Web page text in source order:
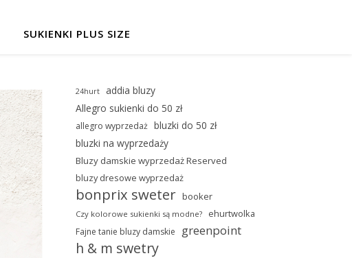
SUKIENKI PLUS SIZE
24hurt
addia bluzy
Allegro sukienki do 50 zł
allegro wyprzedaż bluzki do 50 zł
bluzki na wyprzedaży
Bluzy damskie wyprzedaż Reserved
bluzy dresowe wyprzedaż
bonprix sweter booker
Czy kolorowe sukienki są modne? ehurtwolka
Fajne tanie bluzy damskie greenpoint
h & m swetry